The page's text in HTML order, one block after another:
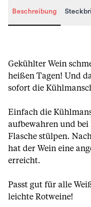
Beschreibung
Gekühlter Wein
heißen Tagen! Und
sofort die
Einfach die
aufbewahren und
Flasche stülpen.
hat der Wein eine
erreicht.
Passt gut für alle
leichte Rotweine!